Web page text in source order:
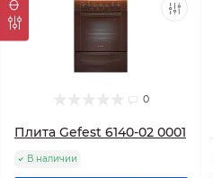
0
Плита Gefest 6140-02 0001
В наличии